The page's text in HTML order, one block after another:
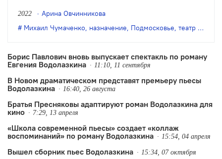
и комедии в Ногинске.
2022
Арина Овчинникова
Михаил Чумаченко назначение Подмосковье театр колесо
Борис Павлович вновь выпускает спектакль по роману
Евгения Водолазкина
11:10, 11 сентября
В Новом драматическом представят премьеру пьесы
Водолазкина
16:40, 26 августа
Братья Пресняковы адаптируют роман Водолазкина для
кино
7:29, 13 апреля
«Школа современной пьесы» создает «коллаж
воспоминаний» по роману Водолазкина
15:54, 04 апреля
Вышел сборник пьес Водолазкина 15:34, 07 октября